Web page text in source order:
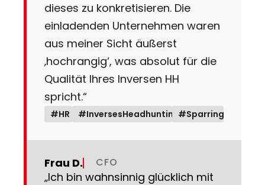
dieses zu konkretisieren. Die
einladenden Unternehmen waren
aus meiner Sicht äußerst
‚hochrangig‘, was absolut für die
Qualität Ihres Inversen HH
spricht.“
#HR #InversesHeadhunting#Sparring
Frau D. CFO
„Ich bin wahnsinnig glücklich mit